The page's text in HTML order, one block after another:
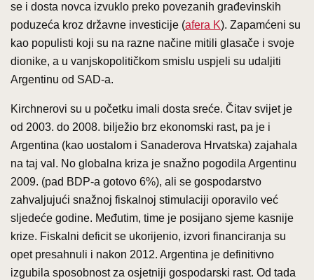
se i dosta novca izvuklo preko povezanih građevinskih
poduzeća kroz državne investicije (afera K). Zapamćeni su
kao populisti koji su na razne načine mitili glasače i svoje
dionike, a u vanjskopolitičkom smislu uspjeli su udaljiti
Argentinu od SAD-a.
Kirchnerovi su u početku imali dosta sreće. Čitav svijet je
od 2003. do 2008. bilježio brz ekonomski rast, pa je i
Argentina (kao uostalom i Sanaderova Hrvatska) zajahala
na taj val. No globalna kriza je snažno pogodila Argentinu
2009. (pad BDP-a gotovo 6%), ali se gospodarstvo
zahvaljujući snažnoj fiskalnoj stimulaciji oporavilo već
sljedeće godine. Međutim, time je posijano sjeme kasnije
krize. Fiskalni deficit se ukorijenio, izvori financiranja su
opet presahnuli i nakon 2012. Argentina je definitivno
izgubila sposobnost za osjetniji gospodarski rast. Od tada